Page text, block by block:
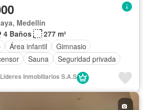
Medellín
4 Baños
277 m²
Área infantil
Gimnasio
Sauna
Seguridad privada
Inmobiliarios S.A.S